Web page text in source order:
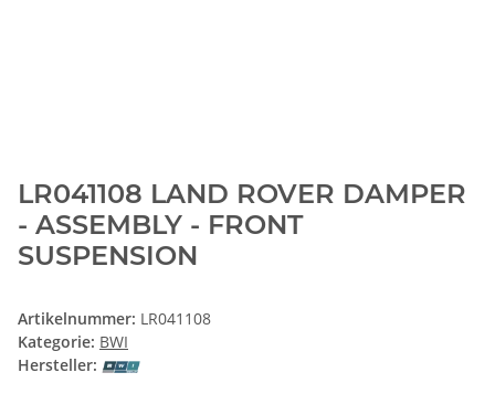
LR041108 LAND ROVER DAMPER
- ASSEMBLY - FRONT
SUSPENSION
Artikelnummer: LR041108
Kategorie: BWI
Hersteller: